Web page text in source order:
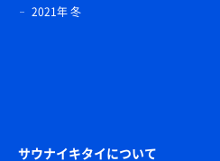
2021年 冬
サウナイキタイについて